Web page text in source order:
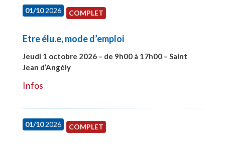
01/102026 COMPLET
Etre élu.e, mode d’emploi
Jeudi 1 octobre 2026 – de 9h00 à 17h00 – Saint
Jean d’Angély
Infos
01/102026 COMPLET